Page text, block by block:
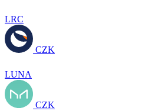
LRC
CZK
LUNA
CZK